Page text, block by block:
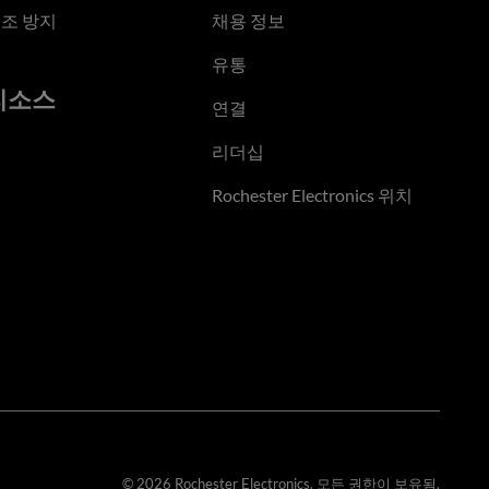
방지
소스
채용 정보
유통
연결
리더십
Rochester Electronics 위치
© 2026 Rochester Electronics. 모든 권한이 보유됨.